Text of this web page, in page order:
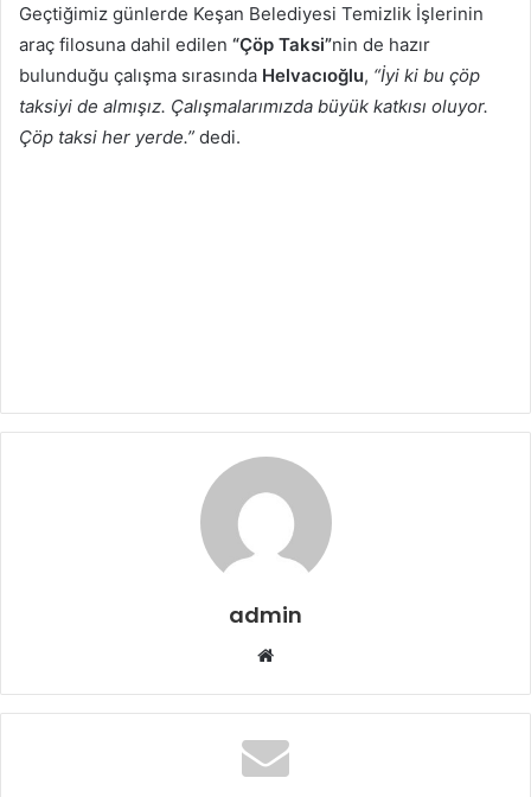
Geçtiğimiz günlerde Keşan Belediyesi Temizlik İşlerinin
araç filosuna dahil edilen “Çöp Taksi”nin de hazır
bulunduğu çalışma sırasında Helvacıoğlu, “İyi ki bu çöp
taksiyi de almışız. Çalışmalarımızda büyük katkısı oluyor.
Çöp taksi her yerde.” dedi.
admin
Web